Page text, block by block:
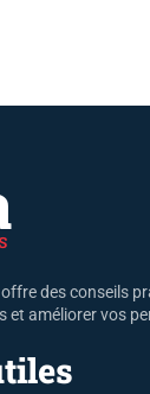
des conseils
et améliorer vos